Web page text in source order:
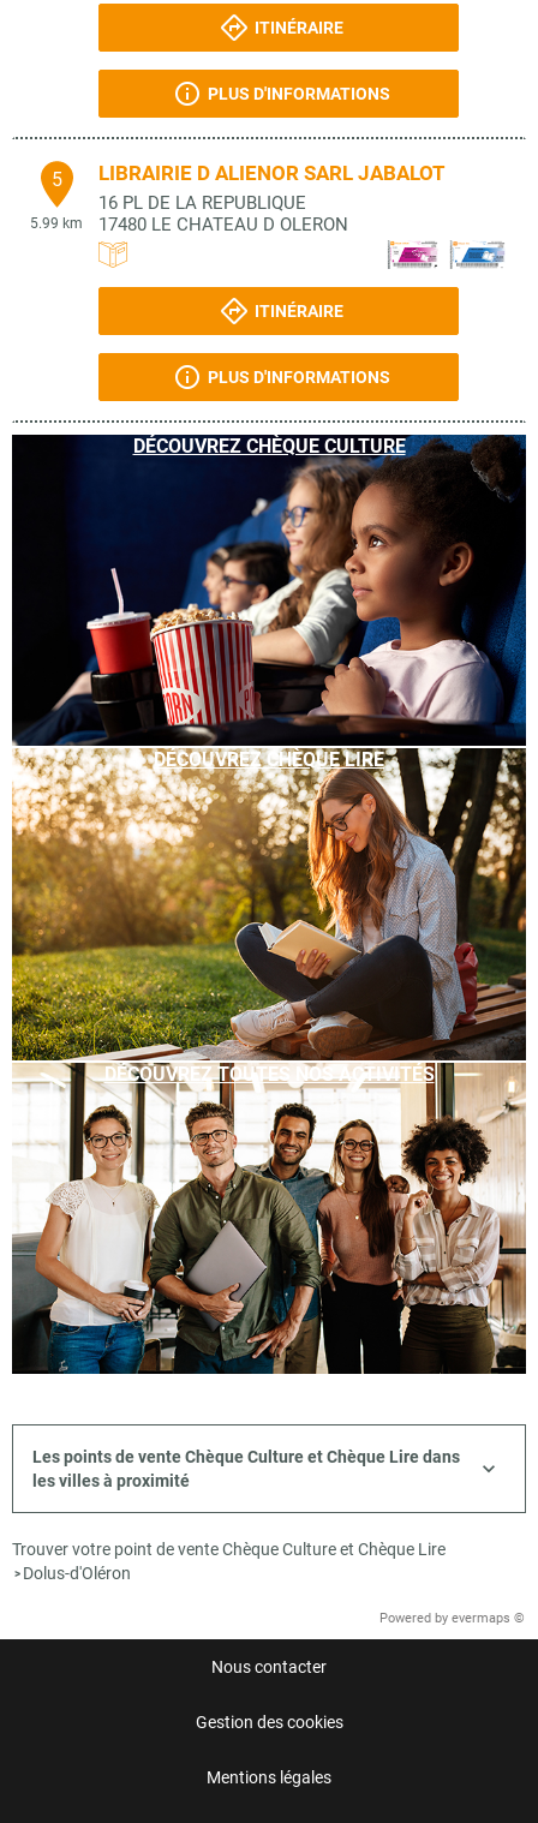
ITINÉRAIRE
PLUS D'INFORMATIONS
5
5.99 km
LIBRAIRIE D ALIENOR SARL JABALOT
16 PL DE LA REPUBLIQUE
17480 LE CHATEAU D OLERON
ITINÉRAIRE
PLUS D'INFORMATIONS
DÉCOUVREZ CHÈQUE CULTURE
DÉCOUVREZ CHÈQUE LIRE
DÉCOUVREZ TOUTES NOS ACTIVITÉS
Les points de vente Chèque Culture et Chèque Lire dans
les villes à proximité
Trouver votre point de vente Chèque Culture et Chèque Lire
> Dolus-d'Oléron
Powered by evermaps ©
Nous contacter
Gestion des cookies
Mentions légales